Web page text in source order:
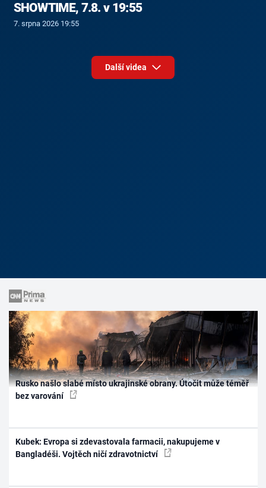
SHOWTIME, 7.8. v 19:55
7. srpna 2026 19:55
Další videa
Rusko našlo slabé místo ukrajinské obrany. Útočit může téměř
bez varování
Kubek: Evropa si zdevastovala farmacii, nakupujeme v
Bangladéši. Vojtěch ničí zdravotnictví